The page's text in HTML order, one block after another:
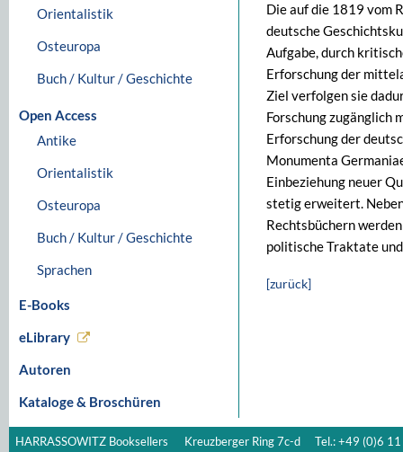
Orientalistik
Osteuropa
Buch / Kultur / Geschichte
Open Access
Antike
Orientalistik
Osteuropa
Buch / Kultur / Geschichte
Sprachen
E-Books
eLibrary
Autoren
Kataloge & Broschüren
Die auf die 1819 vom
deutsche
Aufgabe, durch
Erforschung der
Ziel verfolgen sie
Forschung zugänglich
Erforschung der
Monumenta
Einbeziehung neuer
stetig erweitert.
Rechtsbüchern
politische Traktate
[zurück]
HARRASSOWITZ Booksellers
Kreuzberger Ring 7c-d
Tel.: +49 (0)6